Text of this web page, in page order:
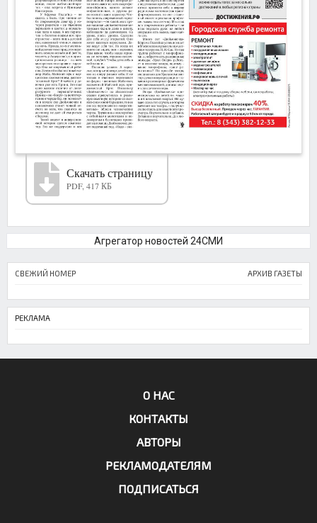
Скачать страницу
PDF, 417 КБ
Агрегатор новостей 24СМИ
СВЕЖИЙ НОМЕР АРХИВ ГАЗЕТЫ
РЕКЛАМА
О НАС
КОНТАКТЫ
АВТОРЫ
РЕКЛАМОДАТЕЛЯМ
ПОДПИСАТЬСЯ